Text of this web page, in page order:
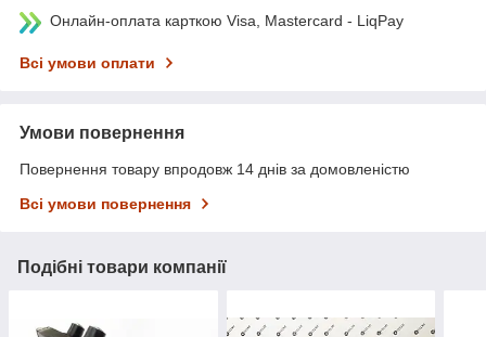
Онлайн-оплата карткою Visa, Mastercard - LiqPay
Всі умови оплати
Умови повернення
Повернення товару впродовж 14 днів за домовленістю
Всі умови повернення
Подібні товари компанії